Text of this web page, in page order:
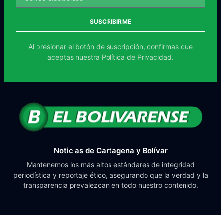
SUSCRIBIRME
Al presionar el botón de suscripción, confirmas que
aceptas nuestra Política de Privacidad.
Noticias de Cartagena y Bolívar
Mantenemos los más altos estándares de integridad
periodística y reportaje ético, asegurando que la verdad y la
transparencia prevalezcan en todo nuestro contenido.